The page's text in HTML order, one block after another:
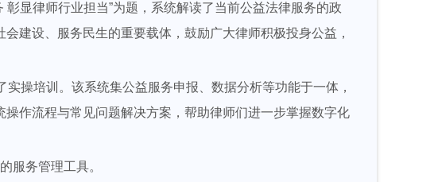
显律师行业担当”为题，系统解读了当前公益法律服务的政
建设、服务民生的重要载体，鼓励广大律师积极投身公益，
操培训。该系统集公益服务申报、数据分析等功能于一体，
作流程与常见问题解决方案，帮助律师们进一步掌握数字化
服务管理工具。